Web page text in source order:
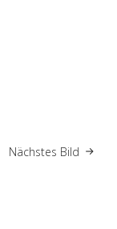
Nächstes Bild